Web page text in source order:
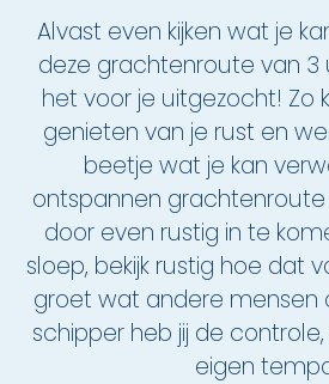
Alvast even kijken wat je
deze grachtenroute van 3
het voor je uitgezocht! Zo
genieten van je rust en
beetje wat je kan
ontspannen grachtenroute
door even rustig in te
sloep, bekijk rustig hoe dat
groet wat andere mensen
schipper heb jij de controle,
eigen